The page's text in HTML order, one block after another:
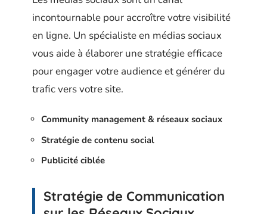
incontournable pour accroître votre visibilité
en ligne. Un spécialiste en médias sociaux
vous aide à élaborer une stratégie efficace
pour engager votre audience et générer du
trafic vers votre site.
Community management & réseaux sociaux
Stratégie de contenu social
Publicité ciblée
Stratégie de Communication